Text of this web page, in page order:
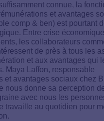
connue, la
et avantages
comp & ben) est pourtant
Entre crise
les collaborateurs
de près à tous les
et aux avantages qui
Maya Laffon, responsable
et avantages sociaux chez
nous donne sa perception
avec nous les
travaille au quotidien pour